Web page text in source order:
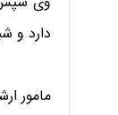
دارد و
مامور